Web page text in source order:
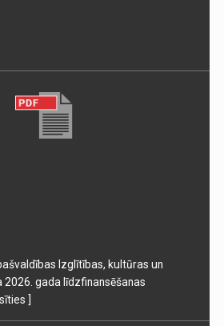
Izglītības, kultūras un
gada līdzfinansēšanas
]